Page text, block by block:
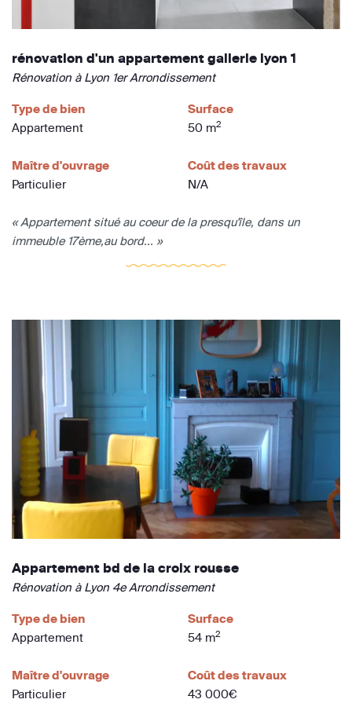
rénovation d'un appartement gallerie lyon 1
Rénovation à Lyon 1er Arrondissement
Type de bien
Appartement
Surface
50 m2
Maître d'ouvrage
Particulier
Coût des travaux
N/A
« Appartement situé au coeur de la presqu'île, dans un
immeuble 17ème,au bord... »
Appartement bd de la croix rousse
Rénovation à Lyon 4e Arrondissement
Type de bien
Appartement
Surface
54 m2
Maître d'ouvrage
Particulier
Coût des travaux
43 000€